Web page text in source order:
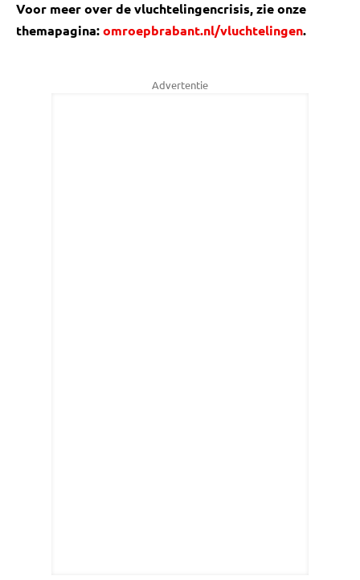
Voor meer over de vluchtelingencrisis, zie onze
themapagina:omroepbrabant.nl/vluchtelingen.
Advertentie